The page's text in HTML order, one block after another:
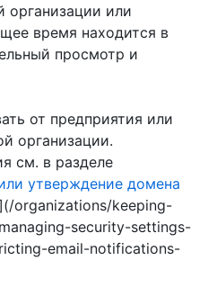
или
время находится в
просмотр и
от предприятия или
организации.
см. в разделе
утверждение домена
organizations/keeping-
security-settings-
email-notifications-